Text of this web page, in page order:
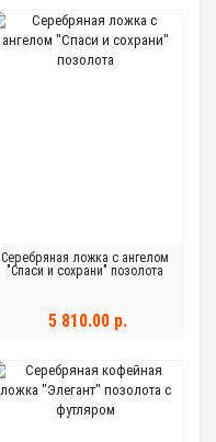
Серебряная ложка с ангелом
"Спаси и сохрани" позолота
5 810.00 р.